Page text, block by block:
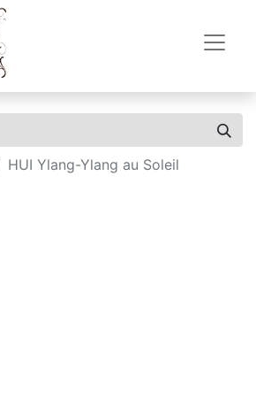
HUI Ylang-Ylang au Soleil